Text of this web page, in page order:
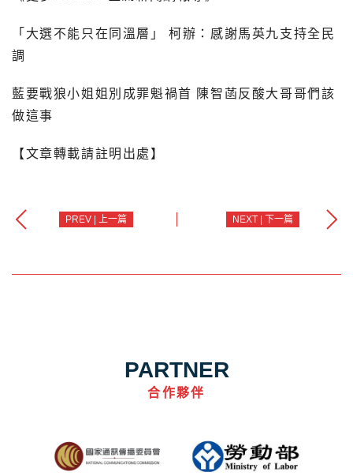
「大選不能只在同溫層」 柯辦：感謝馬英九支持全民
調
藍要戰狼小姐姐別成罪魁禍首 陳智菡反酸大哥哥們該
做這事
【文章轉載請註明出處】
PREV | 上一篇 NEXT | 下一篇
PARTNER
合作夥伴